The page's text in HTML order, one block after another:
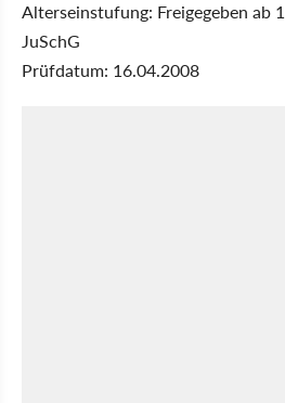
Alterseinstufung: Freigegeben ab
JuSchG
Prüfdatum: 16.04.2008